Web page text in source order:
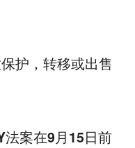
护，转移或出售
案在9月15日前